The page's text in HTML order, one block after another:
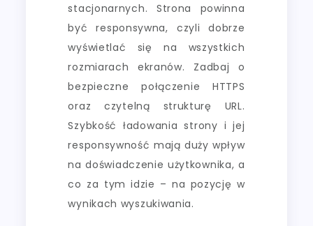
stacjonarnych. Strona powinna
być responsywna, czyli dobrze
wyświetlać się na wszystkich
rozmiarach ekranów. Zadbaj o
bezpieczne połączenie HTTPS
oraz czytelną strukturę URL.
Szybkość ładowania strony i jej
responsywność mają duży wpływ
na doświadczenie użytkownika, a
co za tym idzie – na pozycję w
wynikach wyszukiwania.